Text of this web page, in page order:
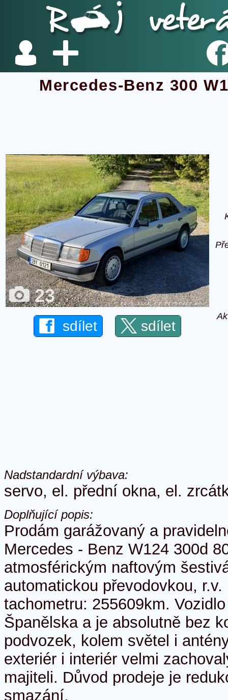
Mercedes-Benz 300
23
sdílet sdílet
Nadstandardní výbava:
servo, el. přední okna, el.
Doplňující popis:
Prodám garážovaný a
Mercedes - Benz W124 300d
atmosférickým naftovým
automatickou převodovkou,
tachometru: 255609km.
Španělska a je absolutně bez
podvozek, kolem světel i
exteriér i interiér velmi
majiteli. Důvod prodeje je
smazání.